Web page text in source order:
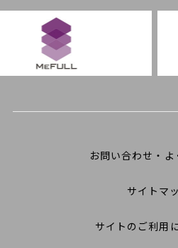
お問い合わせ・
サイトマ
サイトのご利用